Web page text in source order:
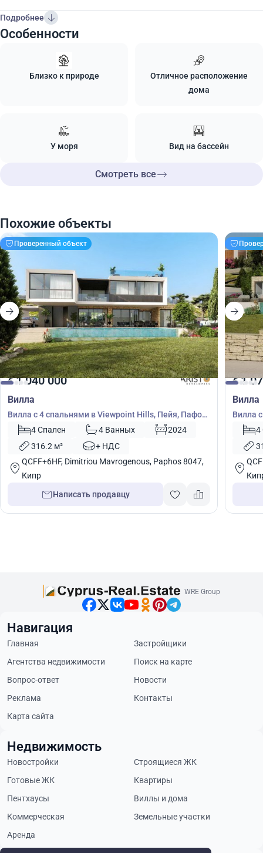
Подробнее
Особенности
Близко к природе
Отличное расположение
дома
У моря Вид на бассейн
Смотреть все
Похожие объекты
Проверенный объект
€1 040 000
Вилла
Вилла с 4 спальнями в Viewpoint Hills, Пейя, Пафос,
Кипр № 9199
4 Спален 4 Ванных
2024
316.2 м²
+ НДС
QCFF+6HF, Dimitriou Mavrogenous, Paphos 8047,
Кипр
Написать продавцу
€1
Вилла
Вилла
Кипр4
WRE Group
Навигация
Главная
Застройщики
Агентства недвижимости
Поиск на карте
Вопрос-ответ
Новости
Реклама
Контакты
Карта сайта
Недвижимость
Новостройки
Строящиеся ЖК
Готовые ЖК
Квартиры
Пентхаусы
Виллы и дома
Коммерческая
Земельные участки
Аренда